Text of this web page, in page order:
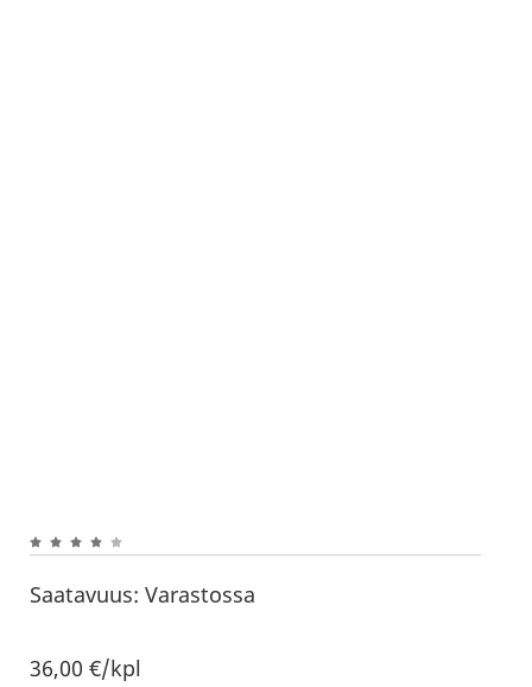
Saatavuus: Varastossa
36,00€/kpl